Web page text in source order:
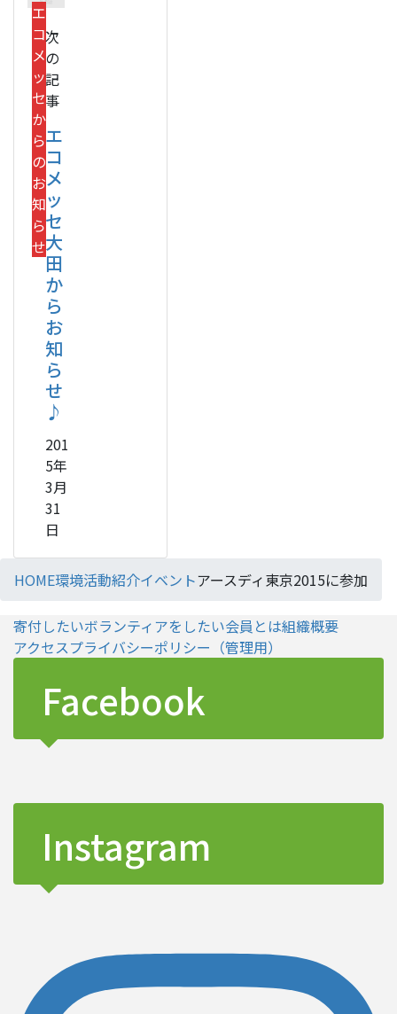
エ
コ
メ
ッ
セ
か
ら
の
お
知
ら
せ
次
の
記
事
エ
コ
メ
ッ
セ
大
田
か
ら
お
知
ら
せ
♪
201
5年
3月
31
日
HOME環境活動紹介イベントアースディ東京2015に参加
寄付したいボランティアをしたい会員とは組織概要
アクセスプライバシーポリシー （管理用）
Facebook
Instagram